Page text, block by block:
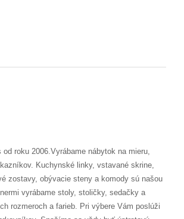
od roku 2006.Vyrábame nábytok na mieru,
Kuchynské linky, vstavané skrine,
zostavy, obývacie steny a komody sú našou
vyrábame stoly, stoličky, sedačky a
rozmeroch a farieb. Pri výbere Vám poslúži